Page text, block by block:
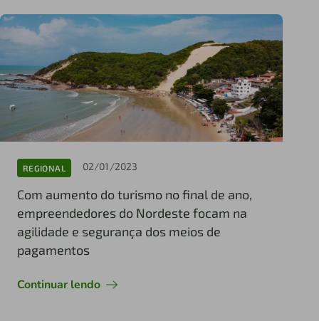
REGIONAL 02/01/2023
Com aumento do turismo no final de ano,
empreendedores do Nordeste focam na
agilidade e segurança dos meios de
pagamentos
Continuar lendo